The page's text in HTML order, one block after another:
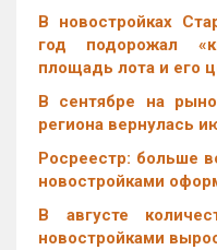
В новостройках
год подорожал
площадь лота и его
В сентябре на
региона вернулась
Росреестр: больше
новостройками
В августе
новостройками